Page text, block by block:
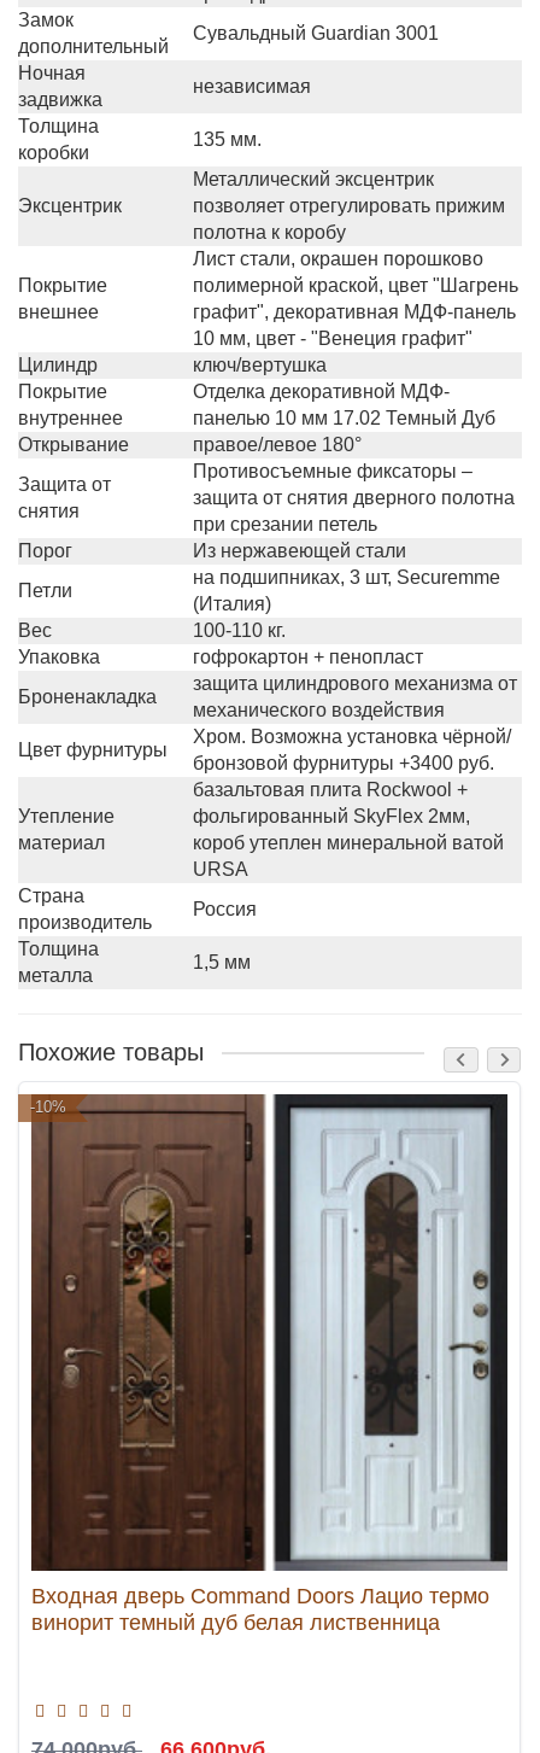
Замок
дополнительный
Сувальдный Guardian 3001
Ночная
задвижка
независимая
Толщина
коробки
135 мм.
Эксцентрик
Металлический эксцентрик
позволяет отрегулировать прижим
полотна к коробу
Покрытие
внешнее
Лист стали, окрашен порошково
полимерной краской, цвет "Шагрень
графит", декоративная МДФ-панель
10 мм, цвет - "Венеция графит"
Цилиндр
ключ/вертушка
Покрытие
внутреннее
Отделка декоративной МДФ-
панелью 10 мм 17.02 Темный Дуб
Открывание
правое/левое 180°
Защита от
снятия
Противосъемные фиксаторы –
защита от снятия дверного полотна
при срезании петель
Порог
Из нержавеющей стали
Петли
на подшипниках, 3 шт, Securemme
(Италия)
Вес
100-110 кг.
Упаковка
гофрокартон + пенопласт
Броненакладка
защита цилиндрового механизма от
механического воздействия
Цвет фурнитуры
Хром. Возможна установка чёрной/
бронзовой фурнитуры +3400 руб.
Утепление
материал
базальтовая плита Rockwool +
фольгированный SkyFlex 2мм,
короб утеплен минеральной ватой
URSA
Страна
производитель
Россия
Толщина
металла
1,5 мм
Похожие товары
-10%
Входная дверь Command Doors Лацио термо
винорит темный дуб белая лиственница